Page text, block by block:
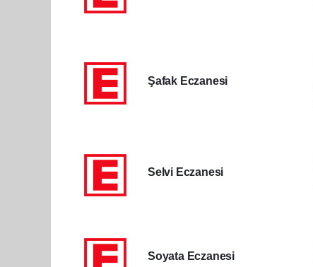
Şafak Eczanesi
Selvi Eczanesi
Soyata Eczanesi